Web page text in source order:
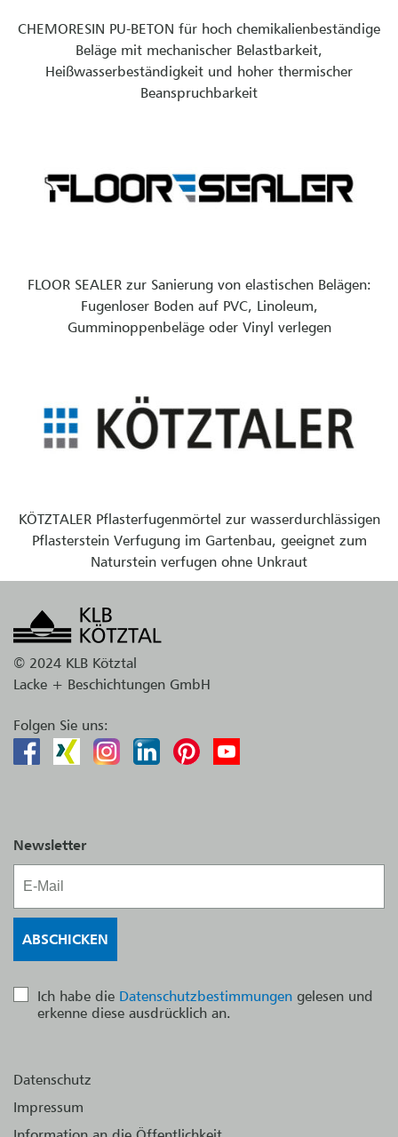
CHEMORESIN PU-BETON für hoch chemikalienbeständige
Beläge mit mechanischer Belastbarkeit,
Heißwasserbeständigkeit und hoher thermischer
Beanspruchbarkeit
FLOOR SEALER zur Sanierung von elastischen Belägen:
Fugenloser Boden auf PVC, Linoleum,
Gumminoppenbeläge oder Vinyl verlegen
KÖTZTALER Pflasterfugenmörtel zur wasserdurchlässigen
Pflasterstein Verfugung im Gartenbau, geeignet zum
Naturstein verfugen ohne Unkraut
© 2024 KLB Kötztal
Lacke + Beschichtungen GmbH
Folgen Sie uns:
Newsletter
Ich habe die Datenschutzbestimmungen gelesen und
erkenne diese ausdrücklich an.
Datenschutz
Impressum